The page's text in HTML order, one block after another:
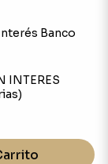
Banco
INTERES